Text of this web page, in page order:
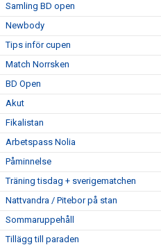
Samling BD open
Newbody
Tips inför cupen
Match Norrsken
BD Open
Akut
Fikalistan
Arbetspass Nolia
Påminnelse
Träning tisdag + sverigematchen
Nattvandra / Pitebor på stan
Sommaruppehåll
Tillägg till paraden